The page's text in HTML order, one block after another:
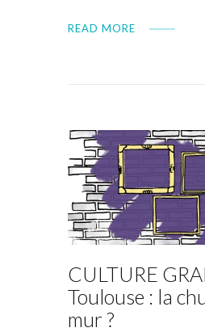
READ MORE
CULTURE
Toulouse : la
mur ?